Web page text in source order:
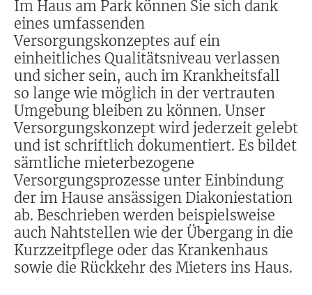
Im Haus am Park können Sie sich dank
eines umfassenden
Versorgungskonzeptes auf ein
einheitliches Qualitätsniveau verlassen
und sicher sein, auch im Krankheitsfall
so lange wie möglich in der vertrauten
Umgebung bleiben zu können. Unser
Versorgungskonzept wird jederzeit gelebt
und ist schriftlich dokumentiert. Es bildet
sämtliche mieterbezogene
Versorgungsprozesse unter Einbindung
der im Hause ansässigen Diakoniestation
ab. Beschrieben werden beispielsweise
auch Nahtstellen wie der Übergang in die
Kurzzeitpflege oder das Krankenhaus
sowie die Rückkehr des Mieters ins Haus.